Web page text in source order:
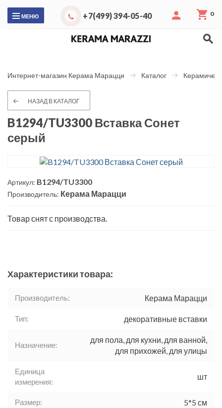
МЕНЮ +7(499) 394-05-40 0
Интернет-магазин Керама Марацци Каталог
НАЗАД В КАТАЛОГ
B1294/TU3300 Вставка Сонет
серый
Артикул: B1294/TU3300
Производитель: Керама Марацци
Товар снят с производства.
Характеристики товара:
Производитель: Керама Марацци
Тип: декоративные вставки
Назначение:
для пола, для кухни, для ванной,
для прихожей, для улицы
Единица
измерения:
шт
Размер: 5*5 см